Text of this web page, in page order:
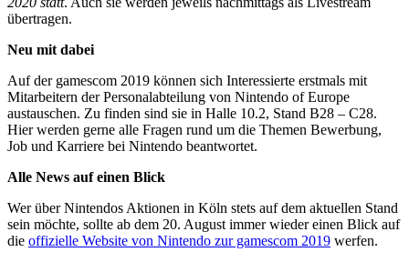
übertragen.
Neu mit dabei
Auf der gamescom 2019 können sich Interessierte erstmals mit
Mitarbeitern der Personalabteilung von Nintendo of Europe
austauschen. Zu finden sind sie in Halle 10.2, Stand B28 – C28.
Hier werden gerne alle Fragen rund um die Themen Bewerbung,
Job und Karriere bei Nintendo beantwortet.
Alle News auf einen Blick
Wer über Nintendos Aktionen in Köln stets auf dem aktuellen Stand
sein möchte, sollte ab dem 20. August immer wieder einen Blick auf
die offizielle Website von Nintendo zur gamescom 2019 werfen.